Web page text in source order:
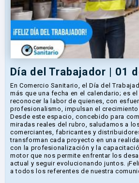
Día del Trabajador | 01
En Comercio Sanitario, el Día del
más que una fecha en el calendario; es
reconocer la labor de quienes, con
profesionalismo, impulsan el crecimiento
Desde este espacio, concebido para
miradas reales del rubro, saludamos a
comerciantes, fabricantes y
transforman cada proyecto en una
con la profesionalización y la
motor que nos permite enfrentar los
actual y seguir evolucionando juntos.
a todos los referentes de nuestra